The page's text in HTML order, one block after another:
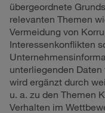
übergeordnete
relevanten Themen
Vermeidung von
Interessenkonflikten
unterliegenden
wird ergänzt durch
u. a. zu den Themen
Verhalten im